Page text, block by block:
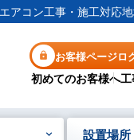
アコン工事・施工対応
お客様ページロ
初めてのお客様へ
設置場所